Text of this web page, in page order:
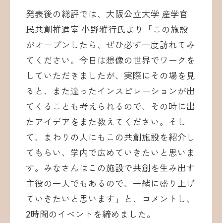
発表後の総評では、大阪公立大学 産学官
民共創推進室 小野雅行氏より「この施設
がオープンしたら、ぜひ必ず一度訪れてみ
てください。今日は想像の世界でワークを
していただきましたが、実際にその場を見
ると、また違ったインスピレーションが出
てくることも考えられるので、その時に出
たアイデアをまた教えてください。そし
て、まわりの人にもこの共創施設を紹介し
てもらい、学内で広めていきたいと思いま
す。みなさんはこの施設で共創を生み出す
主役の一人でもあるので、一緒に盛り上げ
ていきたいと思います」と、コメントし、
2時間のイベントを締めました。